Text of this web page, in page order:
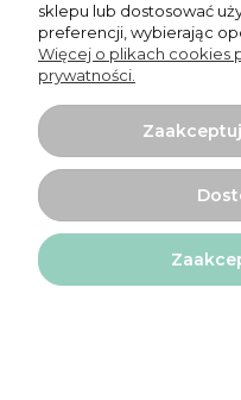
Projekt i
Pokaż
Sklep
sklepu lub dostosować
preferencji, wybierając
Więcej o plikach cookies
prywatności.